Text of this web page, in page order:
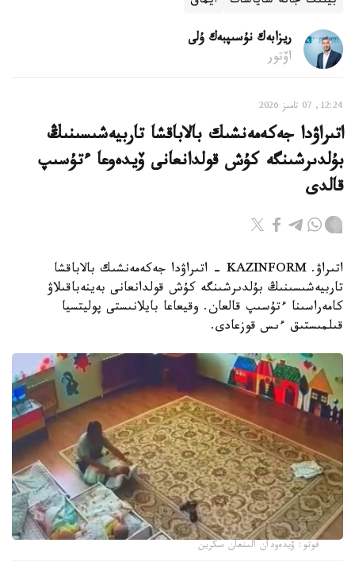
ريزابەك نۇسىپبەك ۇلى
اۆتور
12:24, 07 تامىز 2026
اتىراۋدا جەكەمەنشىك بالاباقشا تاربيەشىسىنىڭ
بۇلدىرشىنگە كۇش قولدانعانى ۆيدەوعا ءتۇسىپ
قالدى
اتىراۋ. KAZINFORM - اتىراۋدا جەكەمەنشىك بالاباقشا
تاربيەشىسىنىڭ بۇلدىرشىنگە كۇش قولدانعانى بەينەباقىلاۋ
كامەراسىنا ءتۇسىپ قالعان. وقيعاعا بايلانىستى پوليتسيا
قىلمىستىق ءىس قوزعادى.
فوتو: ۆيدەودان الىنعان سكرين